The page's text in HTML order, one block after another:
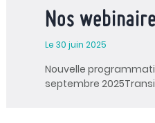
Nos
Le 30 juin 2025
Nouvelle
septembre